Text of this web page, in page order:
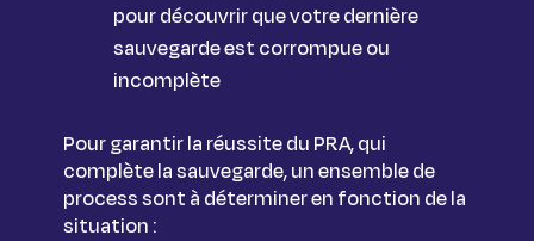
pour découvrir que votre dernière
sauvegarde est corrompue ou
incomplète
Pour garantir la réussite du PRA, qui
complète la sauvegarde, un ensemble de
process sont à déterminer en fonction de la
situation :